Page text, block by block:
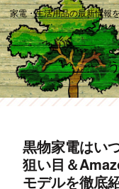
家電・生活用品の最新情報
黒物家電はい
狙い目＆
モデルを徹底